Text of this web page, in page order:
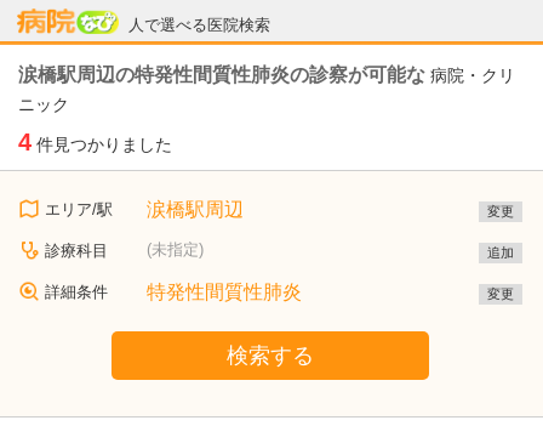
人で選べる医院検索
病院なび
涙橋駅周辺の特発性間質性肺炎の診察が可能な 病院・クリ
ニック
4 件見つかりました
エリア/駅 涙橋駅周辺 変更
診療科目 (未指定) 追加
詳細条件 特発性間質性肺炎 変更
検索する